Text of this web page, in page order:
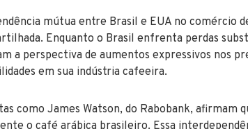
mútua entre Brasil e EUA no comércio
Enquanto o Brasil enfrenta perdas
a perspectiva de aumentos expressivos nos
em sua indústria cafeeira.
como James Watson, do Rabobank, afirmam
o café arábica brasileiro. Essa